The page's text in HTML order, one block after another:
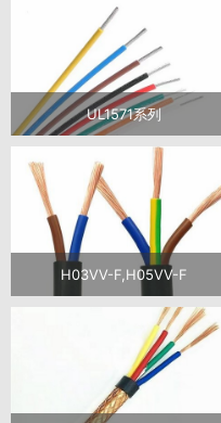
UL1571系列
H03VV-F,H05VV-F